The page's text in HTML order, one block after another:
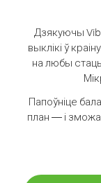
Дзякуючы
выклікі ў
на любы
Папоўніце
план — і